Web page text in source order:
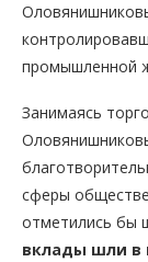
промышленной
Занимаясь
сферы
отметились бы
вклады шли в